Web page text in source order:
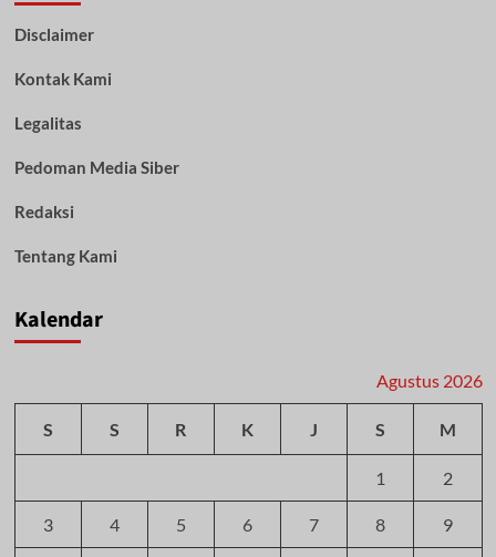
Disclaimer
Kontak Kami
Legalitas
Pedoman Media Siber
Redaksi
Tentang Kami
Kalendar
Agustus 2026
S S R K J S M
1 2
3 4 5 6 7 8 9